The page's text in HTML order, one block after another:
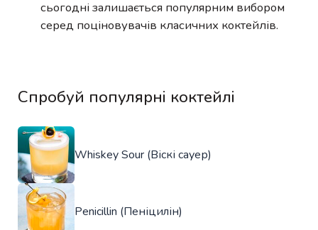
сьогодні залишається популярним вибором
серед поціновувачів класичних коктейлів.
Спробуй популярні коктейлі
Whiskey Sour (Віскі сауер)
Penicillin (Пеніцилін)